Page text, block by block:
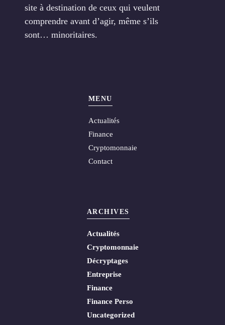
site à destination de ceux qui veulent
comprendre avant d’agir, même s’ils
sont… minoritaires.
MENU
Actualités
Finance
Cryptomonnaie
Contact
ARCHIVES
Actualités
Cryptomonnaie
Décryptages
Entreprise
Finance
Finance Perso
Uncategorized